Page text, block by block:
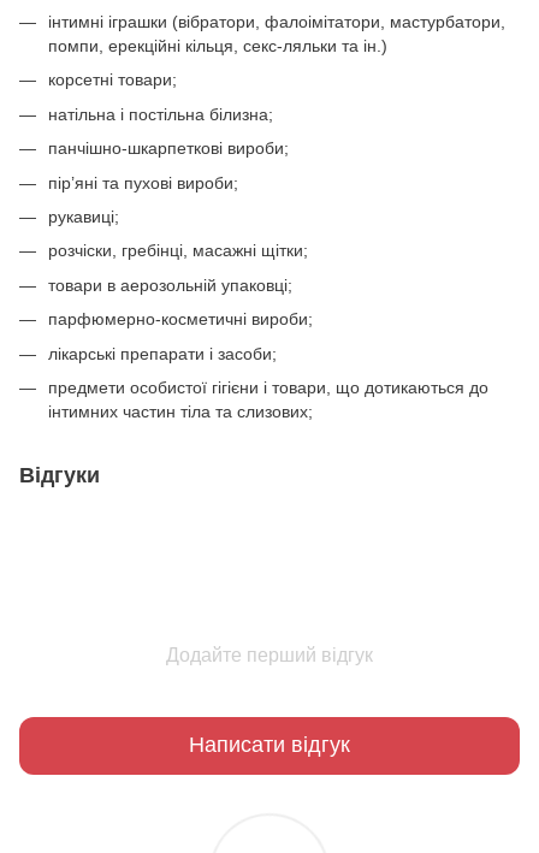
інтимні іграшки (вібратори, фалоімітатори, мастурбатори,
помпи, ерекційні кільця, секс-ляльки та ін.)
корсетні товари;
натільна і постільна білизна;
панчішно-шкарпеткові вироби;
пір’яні та пухові вироби;
рукавиці;
розчіски, гребінці, масажні щітки;
товари в аерозольній упаковці;
парфюмерно-косметичні вироби;
лікарські препарати і засоби;
предмети особистої гігієни і товари, що дотикаються до
інтимних частин тіла та слизових;
Відгуки
Додайте перший відгук
Написати відгук